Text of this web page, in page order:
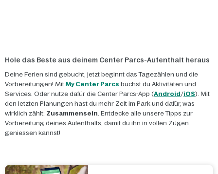
Hole das Beste aus deinem Center Parcs-Aufenthalt heraus
Deine Ferien sind gebucht, jetzt beginnt das Tagezählen und die
Vorbereitungen! Mit My Center Parcs buchst du Aktivitäten und
Services. Oder nutze dafür die Center Parcs-App (Android/iOS). Mit
den letzten Planungen hast du mehr Zeit im Park und dafür, was
wirklich zählt: Zusammensein. Entdecke alle unsere Tipps zur
Vorbereitung deines Aufenthalts, damit du ihn in vollen Zügen
geniessen kannst!